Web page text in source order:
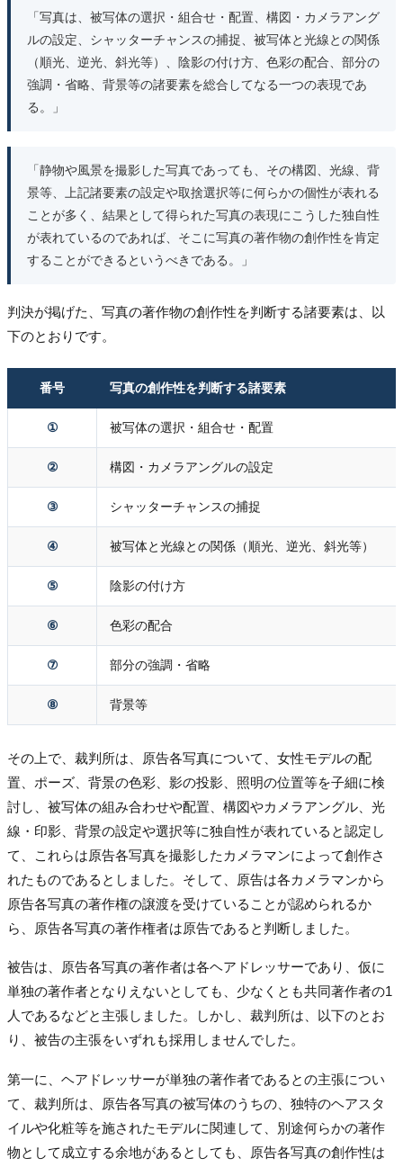
「写真は、被写体の選択・組合せ・配置、構図・カメラアング
ルの設定、シャッターチャンスの捕捉、被写体と光線との関係
（順光、逆光、斜光等）、陰影の付け方、色彩の配合、部分の
強調・省略、背景等の諸要素を総合してなる一つの表現であ
る。」
「静物や風景を撮影した写真であっても、その構図、光線、背
景等、上記諸要素の設定や取捨選択等に何らかの個性が表れる
ことが多く、結果として得られた写真の表現にこうした独自性
が表れているのであれば、そこに写真の著作物の創作性を肯定
することができるというべきである。」
判決が掲げた、写真の著作物の創作性を判断する諸要素は、以
下のとおりです。
番号 写真の創作性を判断する諸要素
① 被写体の選択・組合せ・配置
② 構図・カメラアングルの設定
③ シャッターチャンスの捕捉
④ 被写体と光線との関係（順光、逆光、斜光等）
⑤ 陰影の付け方
⑥ 色彩の配合
⑦ 部分の強調・省略
⑧ 背景等
その上で、裁判所は、原告各写真について、女性モデルの配
置、ポーズ、背景の色彩、影の投影、照明の位置等を子細に検
討し、被写体の組み合わせや配置、構図やカメラアングル、光
線・印影、背景の設定や選択等に独自性が表れていると認定し
て、これらは原告各写真を撮影したカメラマンによって創作さ
れたものであるとしました。そして、原告は各カメラマンから
原告各写真の著作権の譲渡を受けていることが認められるか
ら、原告各写真の著作権者は原告であると判断しました。
被告は、原告各写真の著作者は各ヘアドレッサーであり、仮に
単独の著作者となりえないとしても、少なくとも共同著作者の1
人であるなどと主張しました。しかし、裁判所は、以下のとお
り、被告の主張をいずれも採用しませんでした。
第一に、ヘアドレッサーが単独の著作者であるとの主張につい
て、裁判所は、原告各写真の被写体のうちの、独特のヘアスタ
イルや化粧等を施されたモデルに関連して、別途何らかの著作
物として成立する余地があるとしても、原告各写真の創作性は